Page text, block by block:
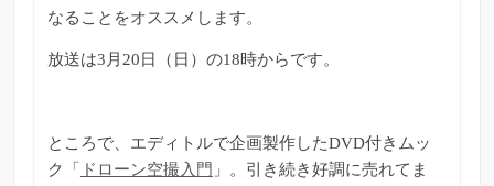
なることをオススメします。
放送は3月20日（日）の18時からです。
ところで、エディトルで企画製作したDVD付きムッ
ク「
ドローン空撮入門 」。引き続き好調に売れてま